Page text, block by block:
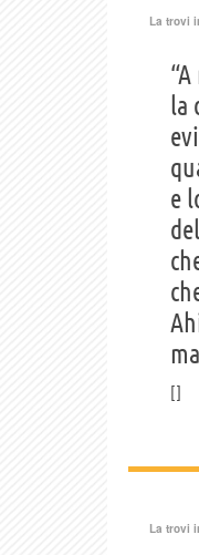
La trovi
la
e
ma
La trovi